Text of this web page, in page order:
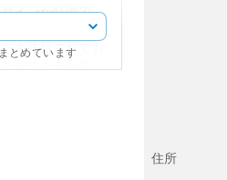
インが特徴で、
も注目されてお
とめています
住所